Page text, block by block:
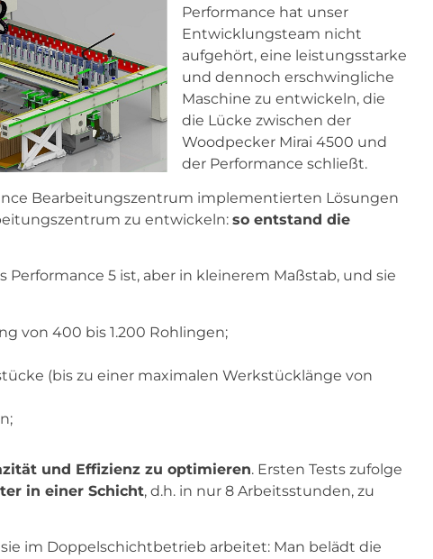
Performance hat unser
Entwicklungsteam nicht
aufgehört, eine leistungsstarke
und dennoch erschwingliche
Maschine zu entwickeln, die
die Lücke zwischen der
Woodpecker Mirai 4500 und
der Performance schließt.
Bearbeitungszentrum implementierten Lösungen
zu entwickeln: so entstand die
Performance 5 ist, aber in kleinerem Maßstab, und sie
von 400 bis 1.200 Rohlingen;
(bis zu einer maximalen Werkstücklänge von
und Effizienz zu optimieren. Ersten Tests zufolge
in einer Schicht, d.h. in nur 8 Arbeitsstunden, zu
im Doppelschichtbetrieb arbeitet: Man belädt die